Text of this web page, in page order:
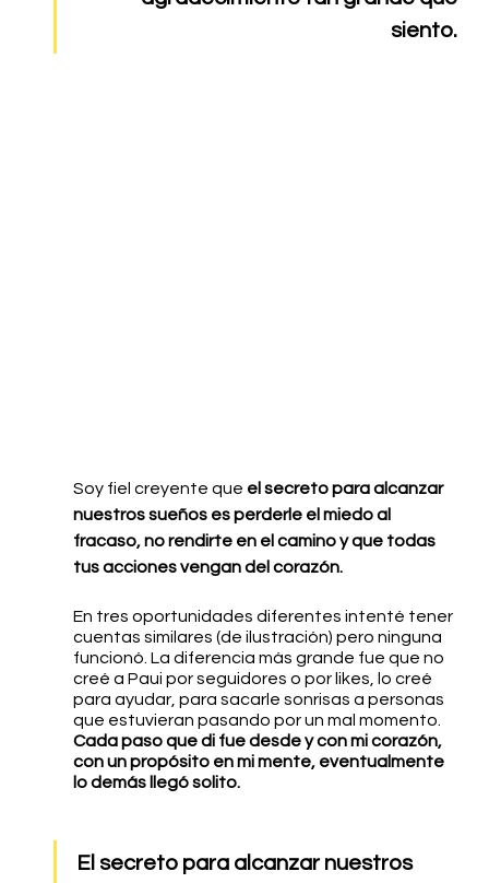
siento.
Soy fiel creyente que el secreto para alcanzar
nuestros sueños es perderle el miedo al
fracaso, no rendirte en el camino y que todas
tus acciones vengan del corazón.
En tres oportunidades diferentes intenté tener
cuentas similares (de ilustración) pero ninguna
funcionó. La diferencia más grande fue que no
creé a Paui por seguidores o por likes, lo creé
para ayudar, para sacarle sonrisas a personas
que estuvieran pasando por un mal momento.
Cada paso que di fue desde y con mi corazón,
con un propósito en mi mente, eventualmente
lo demás llegó solito.
El secreto para alcanzar nuestros